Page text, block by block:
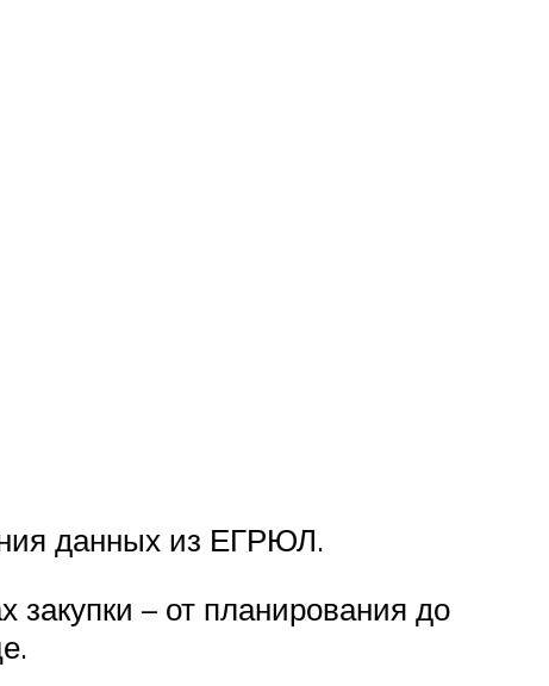
данных из ЕГРЮЛ.
– от планирования до